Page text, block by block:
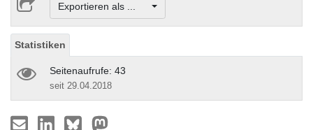
Exportieren als ...
Statistiken
Seitenaufrufe: 43
seit 29.04.2018